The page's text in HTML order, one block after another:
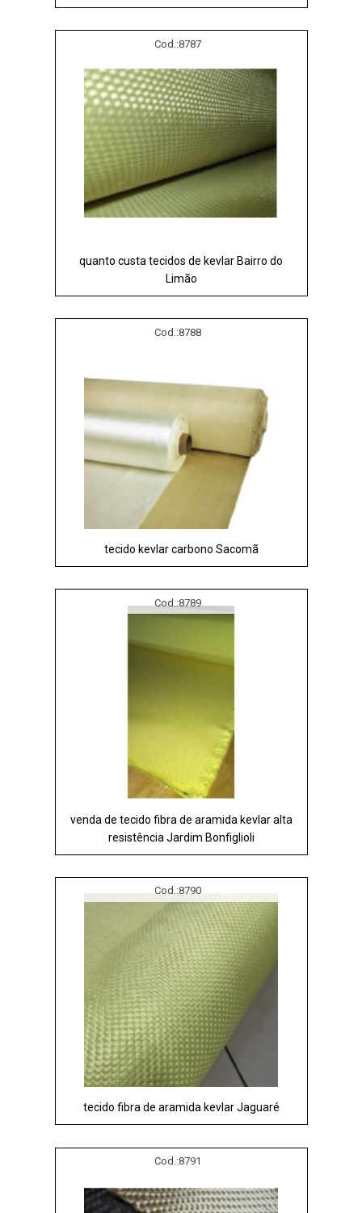
Cod.:8787
quanto custa tecidos de kevlar Bairro do
Limão
Cod.:8788
tecido kevlar carbono Sacomã
Cod.:8789
venda de tecido fibra de aramida kevlar alta
resistência Jardim Bonfiglioli
Cod.:8790
tecido fibra de aramida kevlar Jaguaré
Cod.:8791